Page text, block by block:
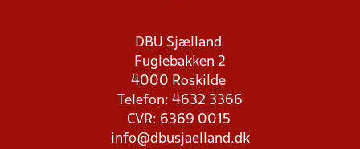
DBU Sjælland
Fuglebakken 2
4000 Roskilde
Telefon: 4632 3366
CVR: 6369 0015
info@dbusjaelland.dk